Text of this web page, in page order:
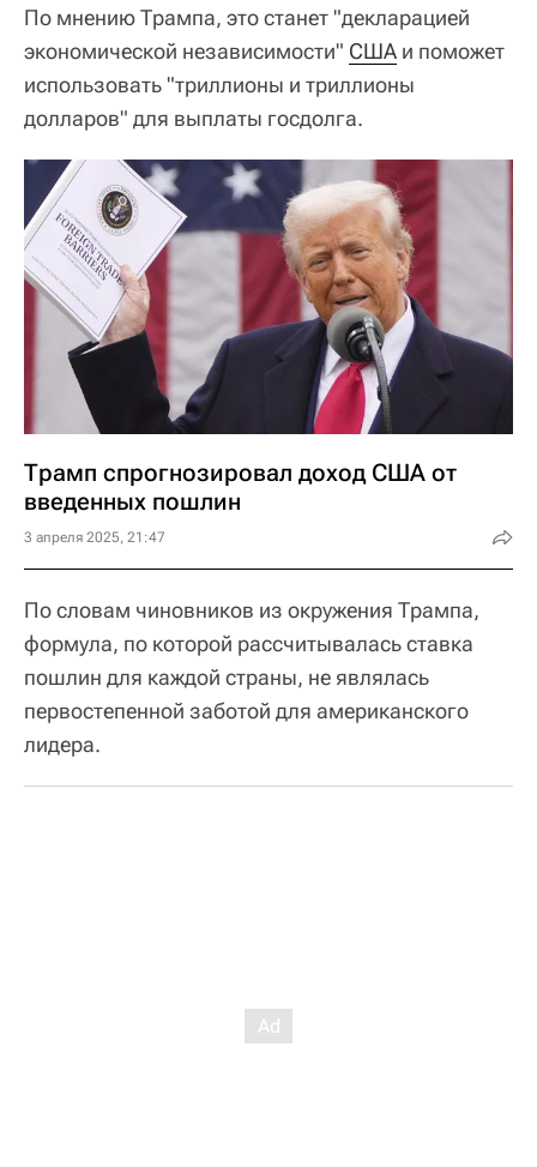
По мнению Трампа, это станет "декларацией
экономической независимости" США и поможет
использовать "триллионы и триллионы
долларов" для выплаты госдолга.
Трамп спрогнозировал доход США от
введенных пошлин
3 апреля 2025, 21:47
По словам чиновников из окружения Трампа,
формула, по которой рассчитывалась ставка
пошлин для каждой страны, не являлась
первостепенной заботой для американского
лидера.